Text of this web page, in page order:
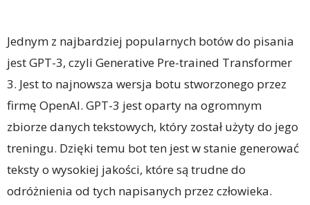
Jednym z najbardziej popularnych botów do pisania
jest GPT-3, czyli Generative Pre-trained Transformer
3. Jest to najnowsza wersja botu stworzonego przez
firmę OpenAI. GPT-3 jest oparty na ogromnym
zbiorze danych tekstowych, który został użyty do jego
treningu. Dzięki temu bot ten jest w stanie generować
teksty o wysokiej jakości, które są trudne do
odróżnienia od tych napisanych przez człowieka.